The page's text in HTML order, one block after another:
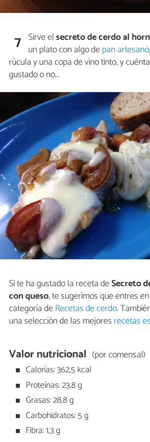
7 Sirve elsecreto de cerdo al
un plato con algo depan artesano
rúcula y una copa de vino tinto, y
gustado o no...
Si te ha gustado la receta deSecreto
con queso, te sugerimos que entres
categoría deRecetas de cerdo.
una selección de las mejores recetas
Valor nutricional (por comensal)
Calorías: 362,5 kcal
Proteínas: 23,8 g
Grasas: 28,8 g
Carbohidratos: 5 g
Fibra: 1,3 g